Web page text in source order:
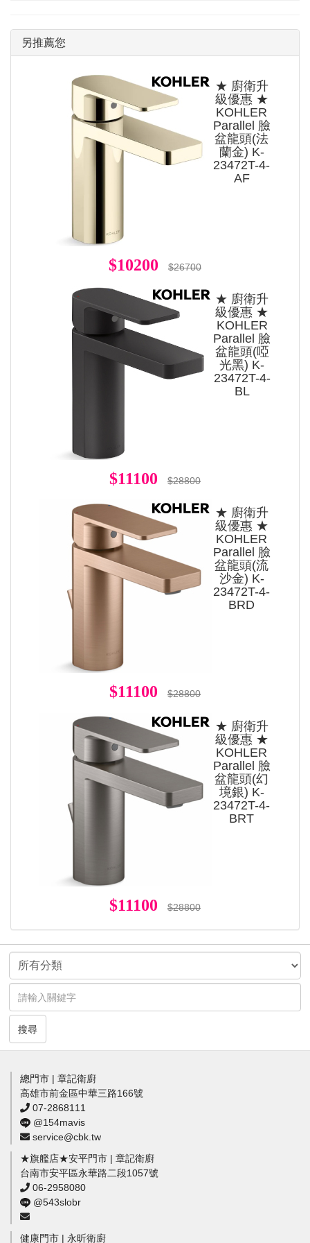
另推薦您
★ 廚衛升
級優惠 ★
KOHLER
Parallel 臉
盆龍頭(法
蘭金) K-
23472T-4-
AF
$10200 $26700
★ 廚衛升
級優惠 ★
KOHLER
Parallel 臉
盆龍頭(啞
光黑) K-
23472T-4-
BL
$11100 $28800
★ 廚衛升
級優惠 ★
KOHLER
Parallel 臉
盆龍頭(流
沙金) K-
23472T-4-
BRD
$11100 $28800
★ 廚衛升
級優惠 ★
KOHLER
Parallel 臉
盆龍頭(幻
境銀) K-
23472T-4-
BRT
$11100 $28800
搜尋
總門市 | 章記衛廚
高雄市前金區中華三路166號
07-2868111
@154mavis
service@cbk.tw
★旗艦店★安平門市 | 章記衛廚
台南市安平區永華路二段1057號
06-2958080
@543slobr
健康門市 | 永昕衛廚